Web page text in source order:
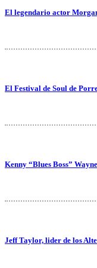
El legendario actor
El Festival de Soul de
Kenny “Blues Boss”
Jeff Taylor, lider de los